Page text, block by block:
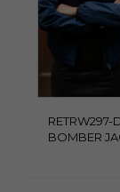
RETRW297-
BOMBER